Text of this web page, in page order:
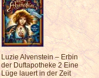
Luzie Alvenstein – Erbin
der Duftapotheke 2 Eine
Lüge lauert in der Zeit